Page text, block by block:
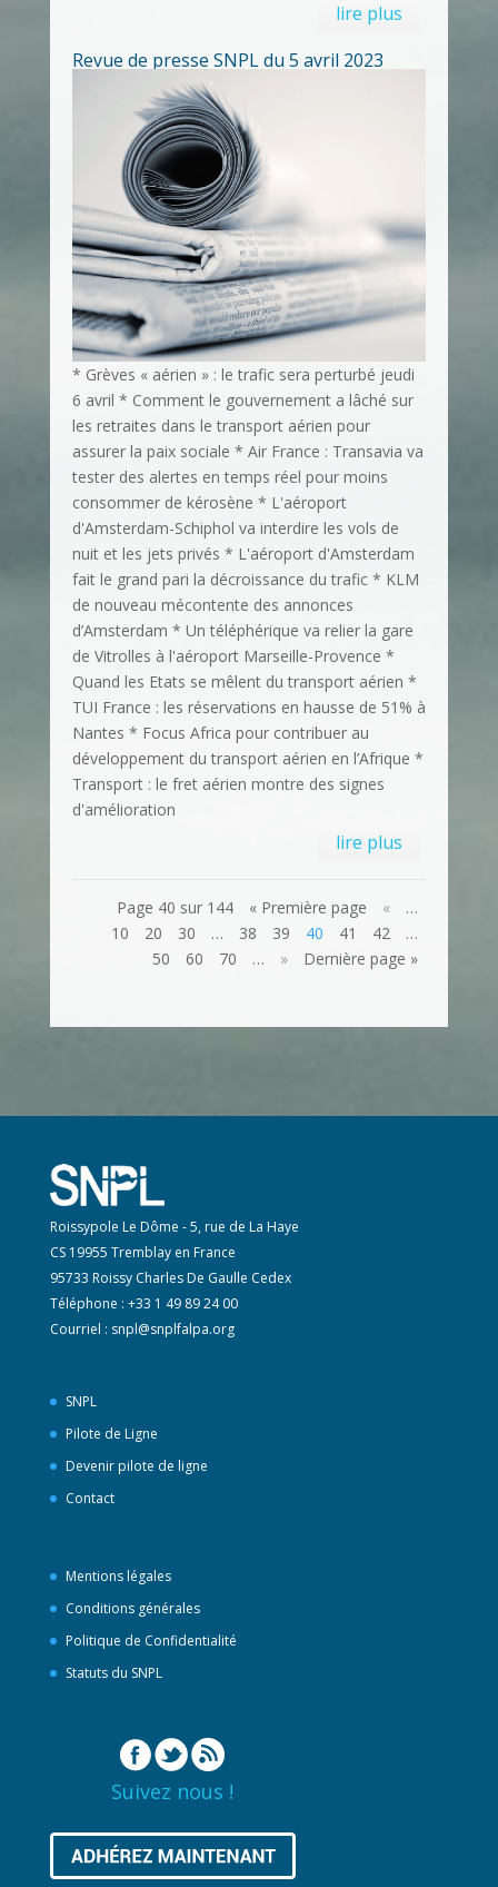
lire plus
Revue de presse SNPL du 5 avril 2023
* Grèves « aérien » : le trafic sera perturbé jeudi
6 avril * Comment le gouvernement a lâché sur
les retraites dans le transport aérien pour
assurer la paix sociale * Air France : Transavia va
tester des alertes en temps réel pour moins
consommer de kérosène * L'aéroport
d'Amsterdam-Schiphol va interdire les vols de
nuit et les jets privés * L'aéroport d'Amsterdam
fait le grand pari la décroissance du trafic * KLM
de nouveau mécontente des annonces
d’Amsterdam * Un téléphérique va relier la gare
de Vitrolles à l'aéroport Marseille-Provence *
Quand les Etats se mêlent du transport aérien *
TUI France : les réservations en hausse de 51% à
Nantes * Focus Africa pour contribuer au
développement du transport aérien en l’Afrique *
Transport : le fret aérien montre des signes
d'amélioration
lire plus
Page 40 sur 144 « Première page «
…
10
20 30 … 38 39 40 41 42
…
50
60 70 … » Dernière page »
Roissypole Le Dôme - 5, rue de La Haye
CS 19955 Tremblay en France
95733 Roissy Charles De Gaulle Cedex
Téléphone : +33 1 49 89 24 00
Courriel : snpl@snplfalpa.org
SNPL
Pilote de Ligne
Devenir pilote de ligne
Contact
Mentions légales
Conditions générales
Politique de Confidentialité
Statuts du SNPL
Suivez nous !